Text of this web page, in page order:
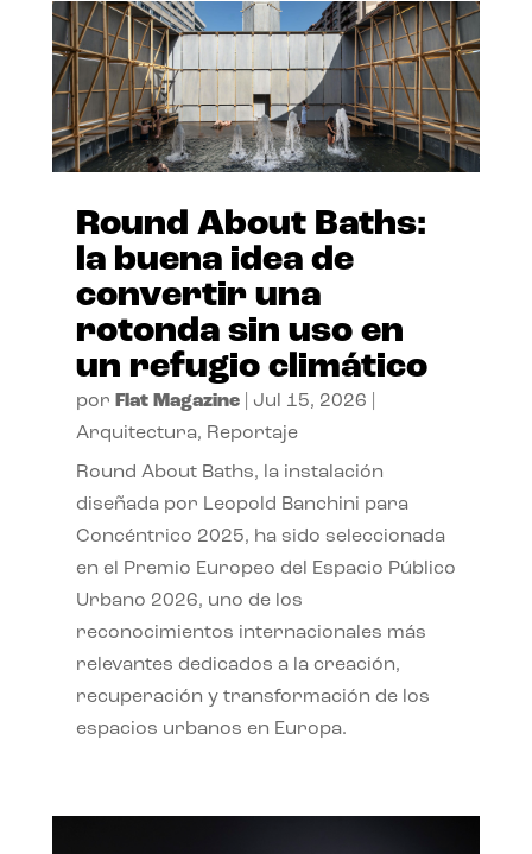
Round About Baths:
la buena idea de
convertir una
rotonda sin uso en
un refugio climático
por Flat Magazine| Jul 15, 2026
Arquitectura, Reportaje
Round About Baths, la instalación
diseñada por Leopold Banchini para
Concéntrico 2025, ha sido seleccionada
en el Premio Europeo del Espacio Público
Urbano 2026, uno de los
reconocimientos internacionales más
relevantes dedicados a la creación,
recuperación y transformación de los
espacios urbanos en Europa.